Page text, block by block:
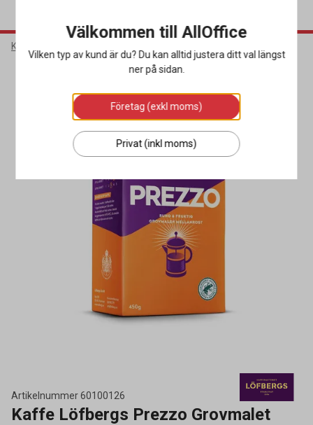
Kök & Servering
Miljöval
Artikelnummer60100126
Kaffe Löfbergs Prezzo Grovmalet
Välkommen till AllOffice
Vilken typ av kund är du? Du kan alltid justera ditt val längst
ner på sidan.
Företag (exkl moms)
Privat (inkl moms)